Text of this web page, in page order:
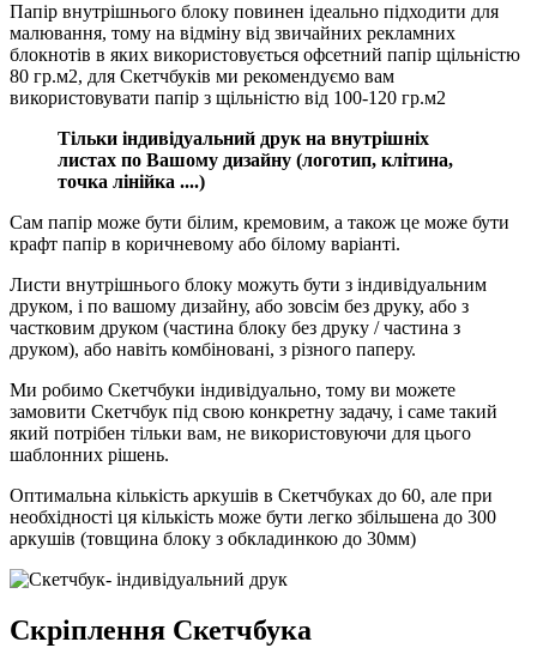
Папір внутрішнього блоку повинен ідеально підходити для
малювання, тому на відміну від звичайних рекламних
блокнотів в яких використовується офсетний папір щільністю
80 гр.м2, для Скетчбуків ми рекомендуємо вам
використовувати папір з щільністю від 100-120 гр.м2
Тільки індивідуальний друк на внутрішніх
листах по Вашому дизайну (логотип, клітина,
точка лінійка ....)
Сам папір може бути білим, кремовим, а також це може бути
крафт папір в коричневому або білому варіанті.
Листи внутрішнього блоку можуть бути з індивідуальним
друком, і по вашому дизайну, або зовсім без друку, або з
частковим друком (частина блоку без друку / частина з
друком), або навіть комбіновані, з різного паперу.
Ми робимо Скетчбуки індивідуально, тому ви можете
замовити Скетчбук під свою конкретну задачу, і саме такий
який потрібен тільки вам, не використовуючи для цього
шаблонних рішень.
Оптимальна кількість аркушів в Скетчбуках до 60, але при
необхідності ця кількість може бути легко збільшена до 300
аркушів (товщина блоку з обкладинкою до 30мм)
Скріплення Скетчбука